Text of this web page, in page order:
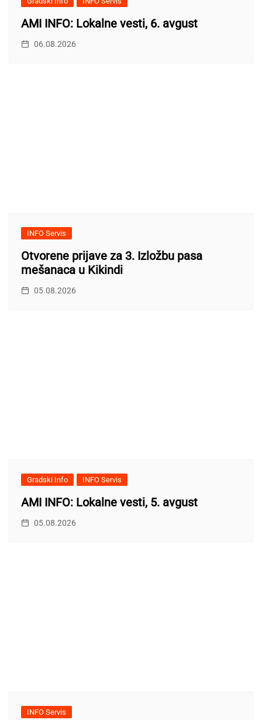
AMI INFO: Lokalne vesti, 6. avgust
06.08.2026
INFO Servis
Otvorene prijave za 3. Izložbu pasa
mešanaca u Kikindi
05.08.2026
Gradski Info INFO Servis
AMI INFO: Lokalne vesti, 5. avgust
05.08.2026
INFO Servis